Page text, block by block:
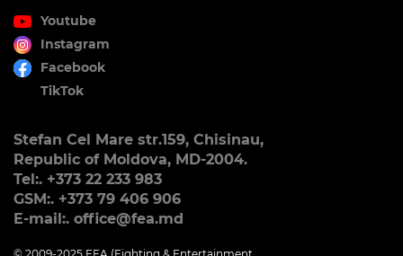
Youtube
Instagram
Facebook
TikTok
Stefan Cel Mare str.159, Chisinau,
Republic of Moldova, MD-2004.
Tel:. +373 22 233 983
GSM:. +373 79 406 906
E-mail:. office@fea.md